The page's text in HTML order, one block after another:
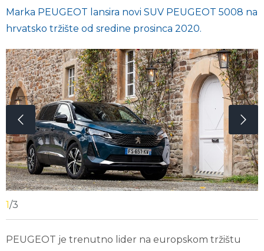
Marka PEUGEOT lansira novi SUV PEUGEOT 5008 na
hrvatsko tržište od sredine prosinca 2020.
1/3
PEUGEOT je trenutno lider na europskom tržištu